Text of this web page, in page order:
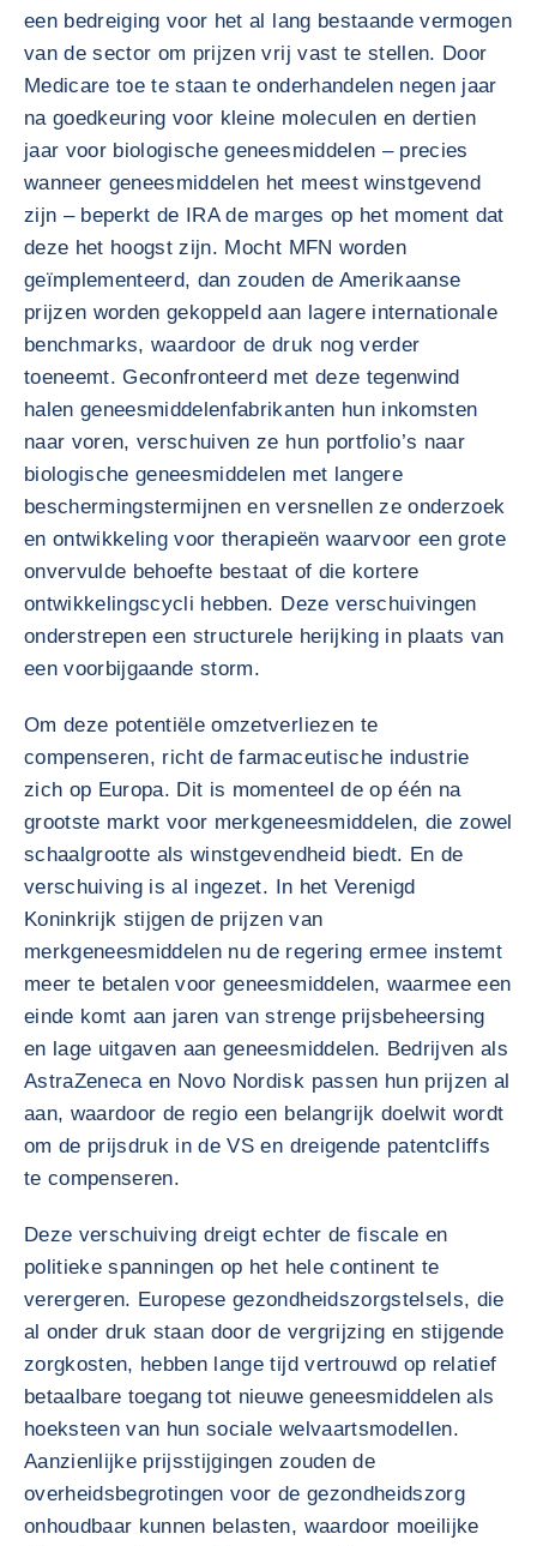
een bedreiging voor het al lang bestaande vermogen
van de sector om prijzen vrij vast te stellen. Door
Medicare toe te staan te onderhandelen negen jaar
na goedkeuring voor kleine moleculen en dertien
jaar voor biologische geneesmiddelen – precies
wanneer geneesmiddelen het meest winstgevend
zijn – beperkt de IRA de marges op het moment dat
deze het hoogst zijn. Mocht MFN worden
geïmplementeerd, dan zouden de Amerikaanse
prijzen worden gekoppeld aan lagere internationale
benchmarks, waardoor de druk nog verder
toeneemt. Geconfronteerd met deze tegenwind
halen geneesmiddelenfabrikanten hun inkomsten
naar voren, verschuiven ze hun portfolio’s naar
biologische geneesmiddelen met langere
beschermingstermijnen en versnellen ze onderzoek
en ontwikkeling voor therapieën waarvoor een grote
onvervulde behoefte bestaat of die kortere
ontwikkelingscycli hebben. Deze verschuivingen
onderstrepen een structurele herijking in plaats van
een voorbijgaande storm.
Om deze potentiële omzetverliezen te
compenseren, richt de farmaceutische industrie
zich op Europa. Dit is momenteel de op één na
grootste markt voor merkgeneesmiddelen, die zowel
schaalgrootte als winstgevendheid biedt. En de
verschuiving is al ingezet. In het Verenigd
Koninkrijk stijgen de prijzen van
merkgeneesmiddelen nu de regering ermee instemt
meer te betalen voor geneesmiddelen, waarmee een
einde komt aan jaren van strenge prijsbeheersing
en lage uitgaven aan geneesmiddelen. Bedrijven als
AstraZeneca en Novo Nordisk passen hun prijzen al
aan, waardoor de regio een belangrijk doelwit wordt
om de prijsdruk in de VS en dreigende patentcliffs
te compenseren.
Deze verschuiving dreigt echter de fiscale en
politieke spanningen op het hele continent te
verergeren. Europese gezondheidszorgstelsels, die
al onder druk staan door de vergrijzing en stijgende
zorgkosten, hebben lange tijd vertrouwd op relatief
betaalbare toegang tot nieuwe geneesmiddelen als
hoeksteen van hun sociale welvaartsmodellen.
Aanzienlijke prijsstijgingen zouden de
overheidsbegrotingen voor de gezondheidszorg
onhoudbaar kunnen belasten, waardoor moeilijke